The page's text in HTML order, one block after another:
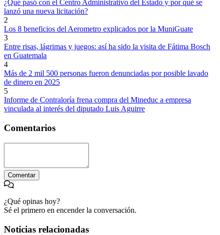
¿Qué pasó con el Centro Administrativo del Estado y por qué se
lanzó una nueva licitación?
2
Los 8 beneficios del Aerometro explicados por la MuniGuate
3
Entre risas, lágrimas y juegos: así ha sido la visita de Fátima Bosch
en Guatemala
4
Más de 2 mil 500 personas fueron denunciadas por posible lavado
de dinero en 2025
5
Informe de Contraloría frena compra del Mineduc a empresa
vinculada al interés del diputado Luis Aguirre
Comentarios
Comentar
¿Qué opinas hoy?
Sé el primero en encender la conversación.
Noticias relacionadas